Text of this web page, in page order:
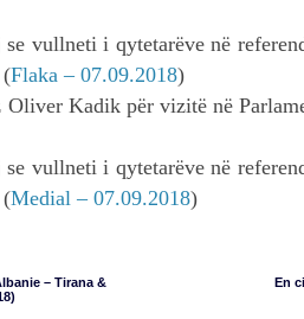
vullneti i qytetarëve në
(Flaka – 07.09.2018)
Oliver Kadik për vizitë në
vullneti i qytetarëve në
(Medial – 07.09.2018)
– Tirana &
En